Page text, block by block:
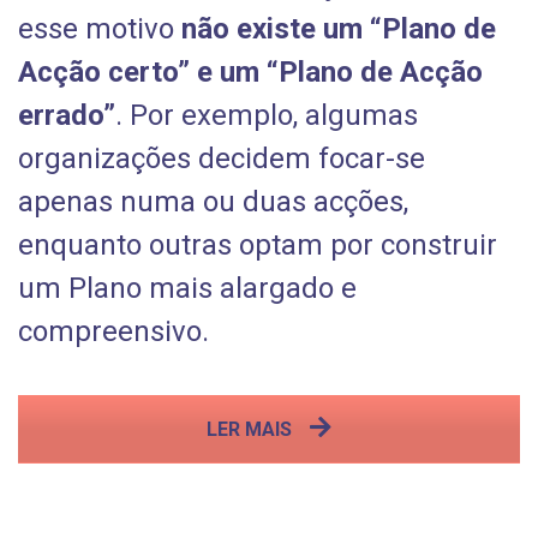
esse motivo não existe um “Plano de
Acção certo” e um “Plano de Acção
errado”. Por exemplo, algumas
organizações decidem focar-se
apenas numa ou duas acções,
enquanto outras optam por construir
um Plano mais alargado e
compreensivo.
LER MAIS